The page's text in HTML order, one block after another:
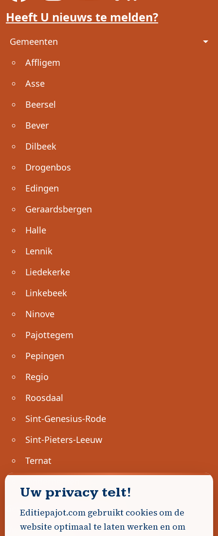
Heeft U nieuws te melden?
Voet
Gemeenten
Affligem
Asse
Beersel
Bever
Dilbeek
Drogenbos
Edingen
Geraardsbergen
Halle
Lennik
Liedekerke
Linkebeek
Ninove
Pajottegem
Pepingen
Regio
Roosdaal
Sint-Genesius-Rode
Sint-Pieters-Leeuw
Ternat
Geen advertenties gevonden.
Uw advertentie hier? Contacteer ons!
Uw privacy telt!
Editiepajot.com gebruikt cookies om de
website optimaal te laten werken en om